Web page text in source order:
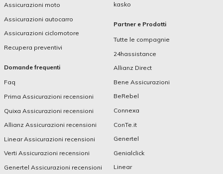
Assicurazioni moto
Assicurazioni autocarro
Assicurazioni ciclomotore
Recupera preventivi
Domande frequenti
Faq
Prima Assicurazioni recensioni
Quixa Assicurazioni recensioni
Allianz Assicurazioni recensioni
Linear Assicurazioni recensioni
Verti Assicurazioni recensioni
Genertel Assicurazioni recensioni
kasko
Partner e Prodotti
Tutte le compagnie
24hassistance
Allianz Direct
Bene Assicurazioni
BeRebel
Connexa
ConTe.it
Genertel
Genialclick
Linear